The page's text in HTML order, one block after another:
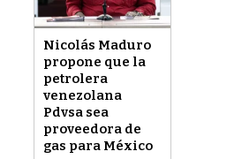
Nicolás Maduro
propone que la
petrolera
venezolana
Pdvsa sea
proveedora de
gas para México